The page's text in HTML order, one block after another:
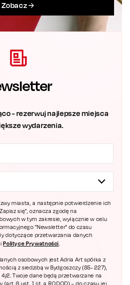
Zobacz
- rezerwuj najlepsze miejsca
wydarzenia.
miasta, a następnie potwierdzenie ich
się", oznacza zgodę na
w tym zakresie, wyłącznie w celu
"Newsletter" do czasu
dotyczące przetwarzania danych
iPolityce Prywatności.
osobowych jest Adria Art spółka z
z siedzibą w Bydgoszczy (85- 227),
2. Twoje dane będą przetwarzane na